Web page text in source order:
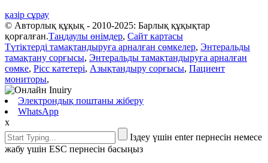
қазір сұрау
© Авторлық құқық - 2010-2025: Барлық құқықтар
қорғалған.Таңдаулы өнімдер, Сайт картасы
Түтіктерді тамақтандыруға арналған сөмкелер, Энтеральды
тамақтану сорғысы, Энтеральды тамақтандыруға арналған
сөмке, Picc катетері, Азықтандыру сорғысы, Пациент
мониторы,
Электрондық поштаны жіберу
WhatsApp
x
Іздеу үшін enter пернесін немесе
жабу үшін ESC пернесін басыңыз